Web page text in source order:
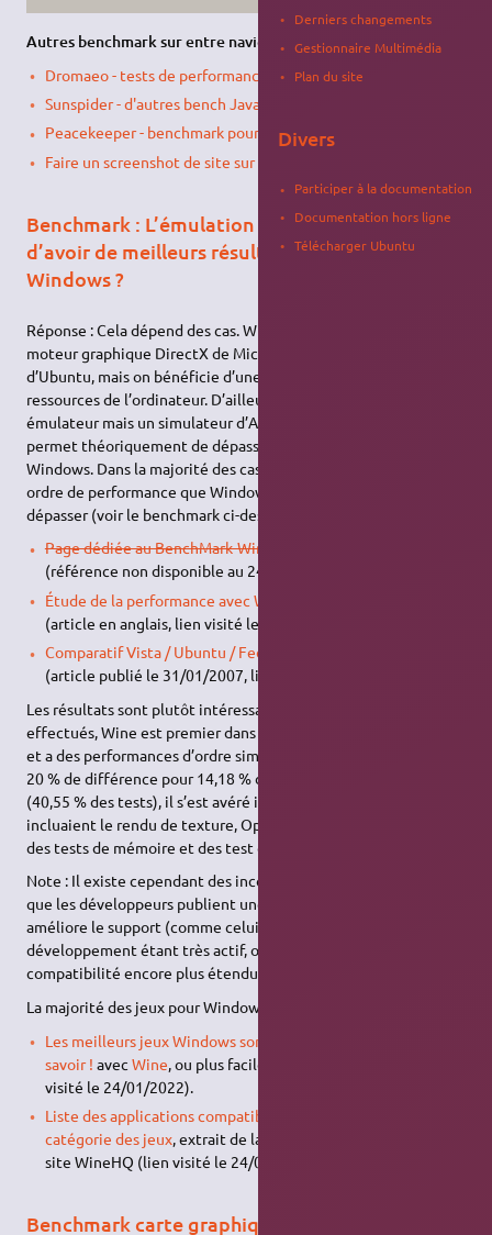
Autres benchmark sur entre navigateurs internet :
Dromaeo - tests de performances Javascript.
Sunspider - d'autres bench Javascript.
Peacekeeper - benchmark pour navigateur.
Faire un screenshot de site sur tous les navigateurs
Benchmark : L’émulation avec Wine permet-elle
d’avoir de meilleurs résultats que sous
Windows ?
Réponse : Cela dépend des cas. Wine doit traduire à la volée le
moteur graphique DirectX de Microsoft en OpenGL, celui
d’Ubuntu, mais on bénéficie d’une meilleure utilisation des
ressources de l’ordinateur. D’ailleurs, Wine n’est pas un
émulateur mais un simulateur d’API Windows. Donc cela
permet théoriquement de dépasser les performances de
Windows. Dans la majorité des cas, Wine présentera le même
ordre de performance que Windows (59,45 %) et peut parfois le
dépasser (voir le benchmark ci-dessous) !
Page dédiée au BenchMark-Wine0.9.5
(référence non disponible au 24/01/2022).
Étude de la performance avec Wine
(article en anglais, lien visité le 24/01/2022).
Comparatif Vista / Ubuntu / Fedora
(article publié le 31/01/2007, lien vérifié le 24/01/2022).
Les résultats sont plutôt intéressants. Sur un total de 148 tests
effectués, Wine est premier dans 67 essais (
et a des performances d’ordre similaire sur 21 autres (entre 0 et
20 % de différence pour 14,18 % des tests). Pour le reste
(40,55 % des tests), il s’est avéré inférieur à Windows. Ces tests
incluaient le rendu de texture, OpenGL, la détection de virus,
des tests de mémoire et des test de puissance CPU.
Note : Il existe cependant des incompatibilités. Il faut attendre
que les développeurs publient une nouvelle version qui
améliore le support (comme celui de DirectX 10). Le
développement étant très actif, on s’attend à une
compatibilité encore plus étendue au fil du temps.
La majorité des jeux pour Windows sont utilisables sur Ubuntu :
Les meilleurs jeux Windows sont aussi sous Linux ! Il faut le
savoir ! avec Wine , ou plus facilement avec
visité le 24/01/2022).
Liste des applications compatibles avec Wine dans la
catégorie des jeux, extrait de la base de données
site WineHQ (lien visité le 24/01/2022).
Benchmark carte graphique : pilotes libres
Derniers changements
Gestionnaire Multimédia
Plan du site
Divers
Participer à la documentation
Documentation hors ligne
Télécharger Ubuntu